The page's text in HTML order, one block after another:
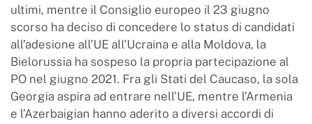
ultimi, mentre il Consiglio europeo il 23 giugno
scorso ha deciso di concedere lo status di candidati
all’adesione all’UE all'Ucraina e alla Moldova, la
Bielorussia ha sospeso la propria partecipazione al
PO nel giugno 2021. Fra gli Stati del Caucaso, la sola
Georgia aspira ad entrare nell’UE, mentre l’Armenia
e l’Azerbaigian hanno aderito a diversi accordi di